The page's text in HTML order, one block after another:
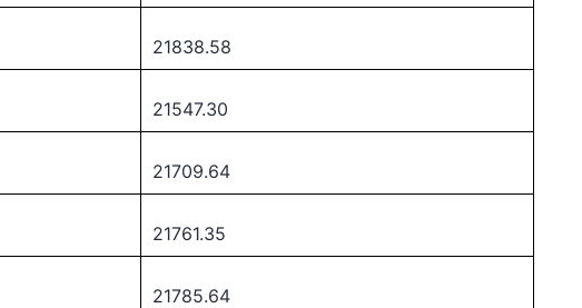
21838.58
21547.30
21709.64
21761.35
21785.64